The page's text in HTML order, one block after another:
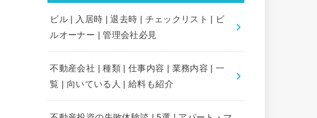
ビル | 入居時 | 退去時 | チェックリスト | ビ
ルオーナー | 管理会社必見
不動産会社 | 種類 | 仕事内容 | 業務内容 | 一
覧 | 向いている人 | 給料も紹介